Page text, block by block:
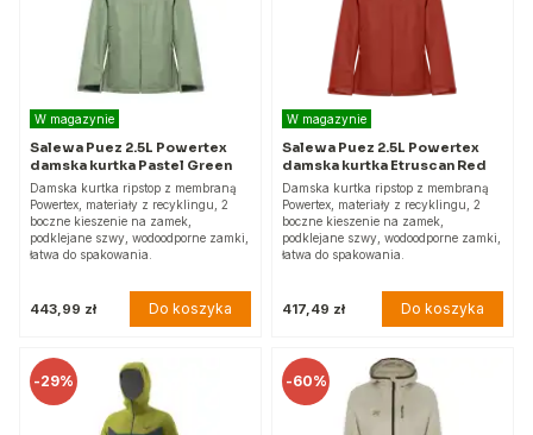
W magazynie
Salewa Puez 2.5L Powertex
damska kurtka Pastel Green
Damska kurtka ripstop z membraną
Powertex, materiały z recyklingu, 2
boczne kieszenie na zamek,
podklejane szwy, wodoodporne zamki,
łatwa do spakowania.
443,99 zł Do koszyka
W magazynie
Salewa Puez 2.5L Powertex
damska kurtka Etruscan Red
Damska kurtka ripstop z membraną
Powertex, materiały z recyklingu, 2
boczne kieszenie na zamek,
podklejane szwy, wodoodporne zamki,
łatwa do spakowania.
417,49 zł Do koszyka
-29% -60%